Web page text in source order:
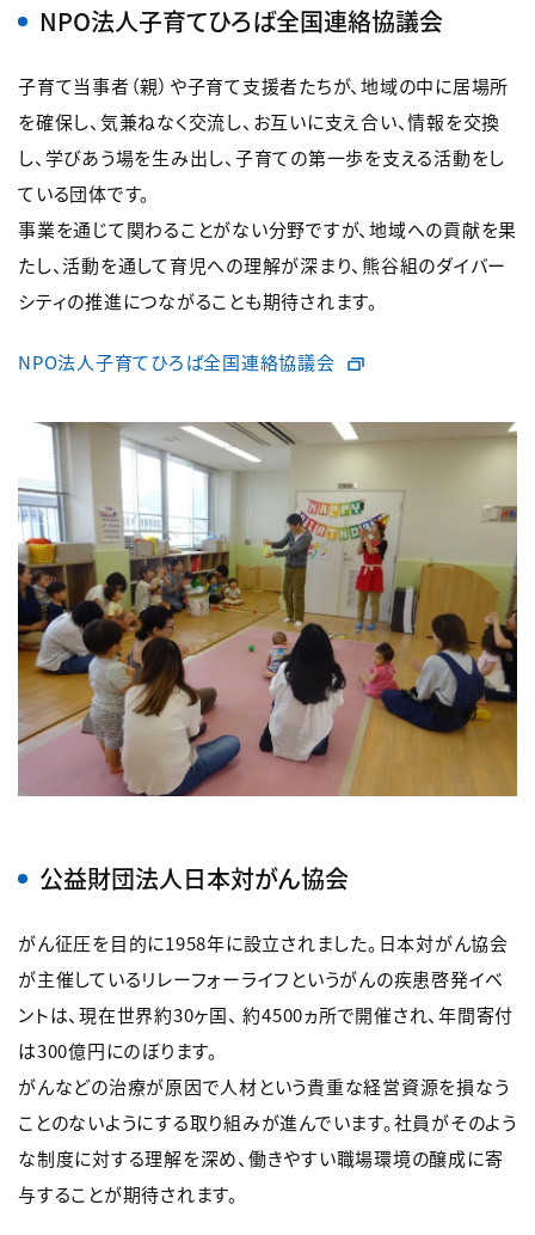
NPO法人子育てひろば全国連絡協議会
子育て当事者（親）や子育て支援者たちが、地域の中に居場所
を確保し、気兼ねなく交流し、お互いに支え合い、情報を交換
し、学びあう場を生み出し、子育ての第一歩を支える活動をし
ている団体です。
事業を通じて関わることがない分野ですが、地域への貢献を果
たし、活動を通して育児への理解が深まり、熊谷組のダイバー
シティの推進につながることも期待されます。
NPO法人子育てひろば全国連絡協議会
公益財団法人日本対がん協会
がん征圧を目的に1958年に設立されました。日本対がん協会
が主催しているリレーフォーライフというがんの疾患啓発イベ
ントは、現在世界約30ヶ国、 約4500ヵ所で開催され、年間寄付
は300億円にのぼります。
がんなどの治療が原因で人材という貴重な経営資源を損なう
ことのないようにする取り組みが進んでいます。社員がそのよう
な制度に対する理解を深め、働きやすい職場環境の醸成に寄
与することが期待されます。